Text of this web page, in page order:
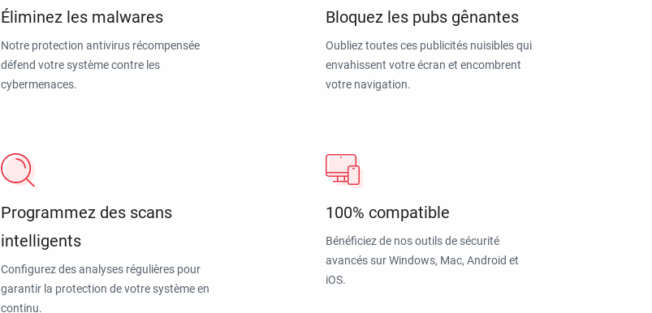
Éliminez les malwares
Notre protection antivirus récompensée
défend votre système contre les
cybermenaces.
Bloquez les pubs gênantes
Oubliez toutes ces publicités nuisibles qui
envahissent votre écran et encombrent
votre navigation.
Programmez des scans
intelligents
Configurez des analyses régulières pour
garantir la protection de votre système en
continu.
100% compatible
Bénéficiez de nos outils de sécurité
avancés sur Windows, Mac, Android et
iOS.